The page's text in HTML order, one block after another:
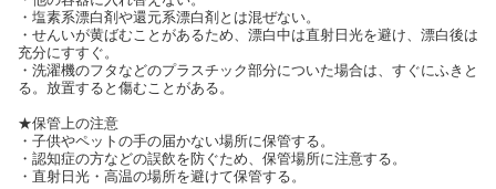
・塩素系漂白剤や還元系漂白剤とは混ぜない。
・せんいが黄ばむことがあるため、漂白中は直射日光を避け、漂白後は
充分にすすぐ。
・洗濯機のフタなどのプラスチック部分についた場合は、すぐにふきと
る。放置すると傷むことがある。
★保管上の注意
・子供やペットの手の届かない場所に保管する。
・認知症の方などの誤飲を防ぐため、保管場所に注意する。
・直射日光・高温の場所を避けて保管する。